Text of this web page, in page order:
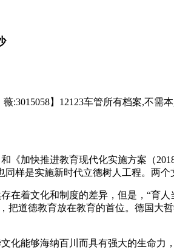
:3015058】12123车管所有档案,不
加快推进教育现代化实施方案（
样是实施新时代立德树人工程。两个
着文化和制度的差异，但是，“育
把道德教育放在教育的首位。德国
能够海纳百川而具有强大的生命力